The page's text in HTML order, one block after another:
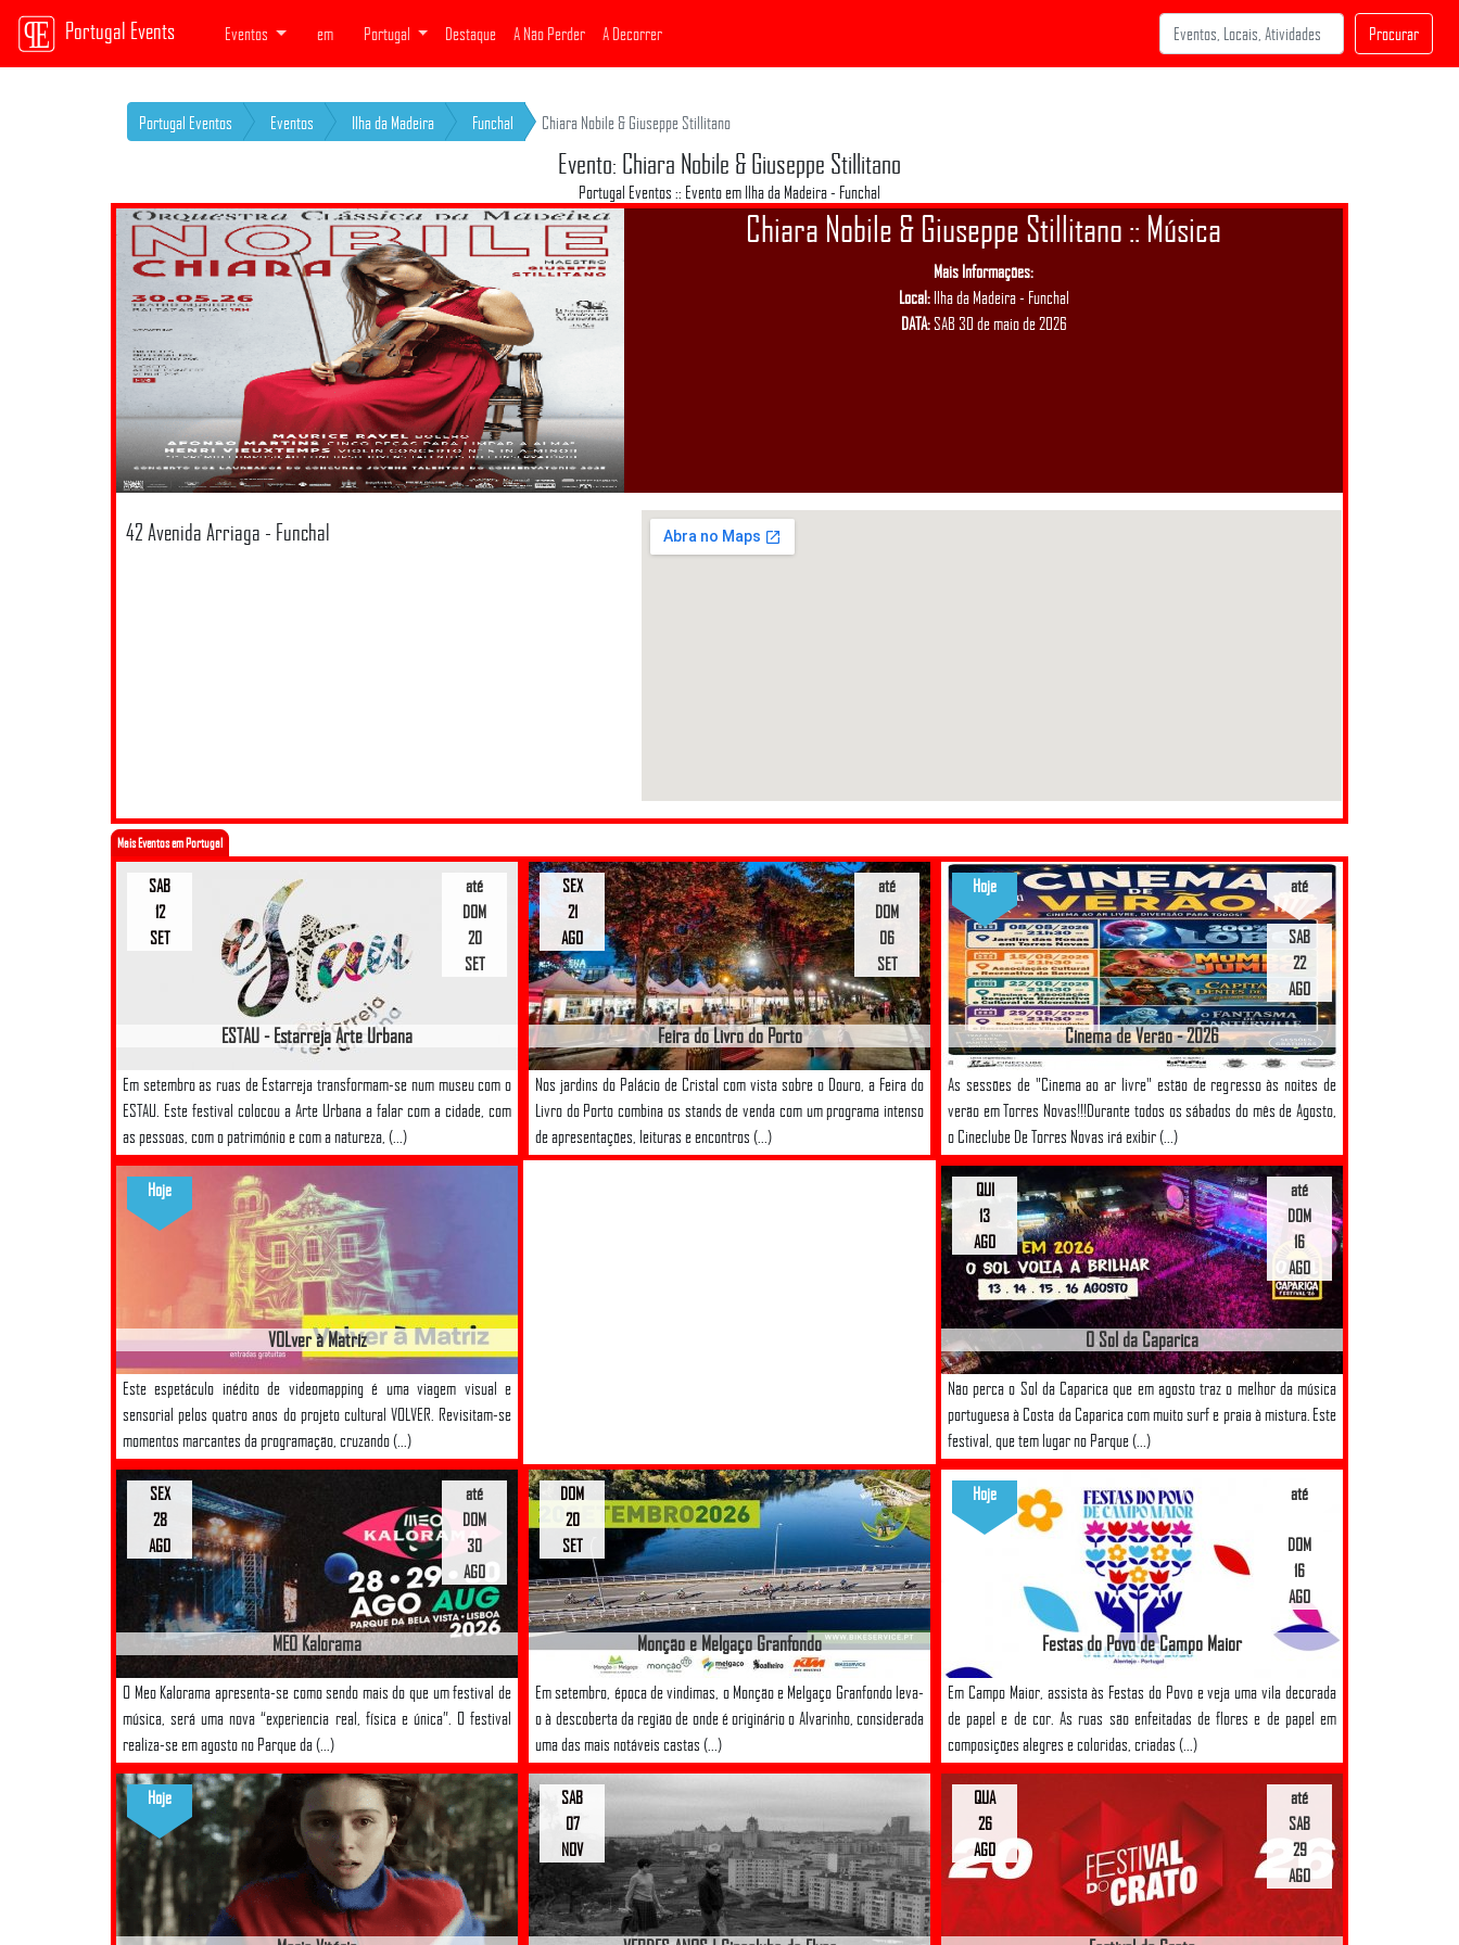
Portugal Events Eventos em Portugal Destaque A Não Perder A Decorrer Procurar
Portugal Eventos Eventos Ilha da Madeira Funchal Chiara Nobile & Giuseppe Stillitano
Evento: Chiara Nobile & Giuseppe Stillitano
Portugal Eventos :: Evento em Ilha da Madeira - Funchal
Chiara Nobile & Giuseppe Stillitano :: Música
Mais Informações:
Local:Ilha da Madeira - Funchal
DATA:SAB 30 de maio de 2026
42 Avenida Arriaga - Funchal
Mais Eventos em Portugal
ESTAU - Estarreja Arte Urbana
Em setembro as ruas de Estarreja transformam-se num museu com o
ESTAU. Este festival colocou a Arte Urbana a falar com a cidade, com
as pessoas, com o património e com a natureza, (...)
até
DOM
20
SET
SAB
12
SET
Feira do Livro do Porto
Nos jardins do Palácio de Cristal com vista sobre o Douro, a Feira do
Livro do Porto combina os stands de venda com um programa intenso
de apresentações, leituras e encontros (...)
até
DOM
06
SET
SEX
21
AGO
Cinema de Verão - 2026
As sessões de "Cinema ao ar livre" estão de regresso às noites de
verão em Torres Novas!!!Durante todos os sábados do mês de Agosto,
o Cineclube De Torres Novas irá exibir (...)
até
SAB
22
AGO
Hoje
VOLver à Matriz
Este espetáculo inédito de videomapping é uma viagem visual e
sensorial pelos quatro anos do projeto cultural VOLVER. Revisitam-se
momentos marcantes da programação, cruzando (...)
Hoje
O Sol da Caparica
Não perca o Sol da Caparica que em agosto traz o melhor da música
portuguesa à Costa da Caparica com muito surf e praia à mistura. Este
festival, que tem lugar no Parque (...)
até
DOM
16
AGO
QUI
13
AGO
MEO Kalorama
O Meo Kalorama apresenta-se como sendo mais do que um festival de
música, será uma nova “experiencia real, física e única”. O festival
realiza-se em agosto no Parque da (...)
até
DOM
30
AGO
SEX
28
AGO
Monção e Melgaço Granfondo
Em setembro, época de vindimas, o Monção e Melgaço Granfondo leva-
o à descoberta da região de onde é originário o Alvarinho, considerada
uma das mais notáveis castas (...)
DOM
20
SET
Festas do Povo de Campo Maior
Em Campo Maior, assista às Festas do Povo e veja uma vila decorada
de papel e de cor. As ruas são enfeitadas de flores e de papel em
composições alegres e coloridas, criadas (...)
até
DOM
16
AGO
Hoje
Hoje
SAB
07
NOV
até
SAB
29
AGO
QUA
26
AGO